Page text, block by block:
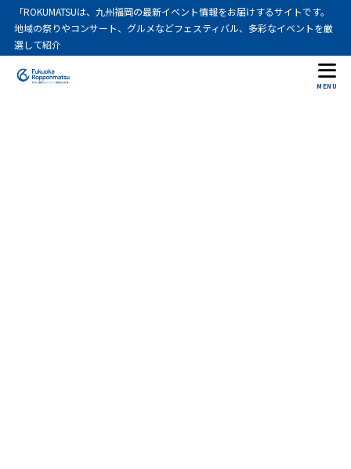
「ROKUMATSUは、九州福岡の最新イベント情報をお届けするサイトです。
地域の祭りやコンサート、グルメなどフェスティバル、多彩なイベントを厳
選して紹介
MENU